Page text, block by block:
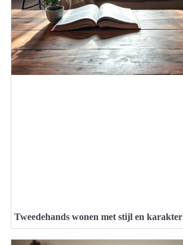
Tweedehands wonen met stijl en karakter